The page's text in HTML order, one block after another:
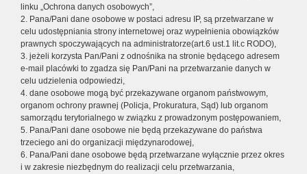
linku „Ochrona danych osobowych”,
2. Pana/Pani dane osobowe w postaci adresu IP, są przetwarzane w
celu udostępniania strony internetowej oraz wypełnienia obowiązków
prawnych spoczywających na administratorze(art.6 ust.1 lit.c RODO),
3. jeżeli korzysta Pan/Pani z odnośnika na stronie będącego adresem
e-mail placówki to zgadza się Pan/Pani na przetwarzanie danych w
celu udzielenia odpowiedzi,
4. dane osobowe mogą być przekazywane organom państwowym,
organom ochrony prawnej (Policja, Prokuratura, Sąd) lub organom
samorządu terytorialnego w związku z prowadzonym postępowaniem,
5. Pana/Pani dane osobowe nie będą przekazywane do państwa
trzeciego ani do organizacji międzynarodowej,
6. Pana/Pani dane osobowe będą przetwarzane wyłącznie przez okres
i w zakresie niezbędnym do realizacji celu przetwarzania,